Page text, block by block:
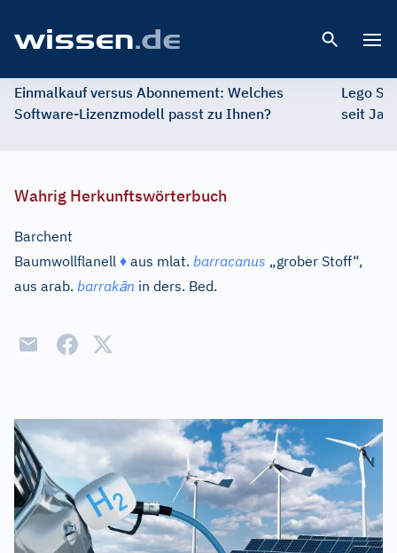
Einmalkauf versus Abonnement: Welches
Software-Lizenzmodell passt zu Ihnen?
Lego
seit
Wahrig Herkunftswörterbuch
Barchent
Baumwollflanell ♦ aus mlat. barracanus „grober Stoff“,
aus arab. barrakān in ders. Bed.